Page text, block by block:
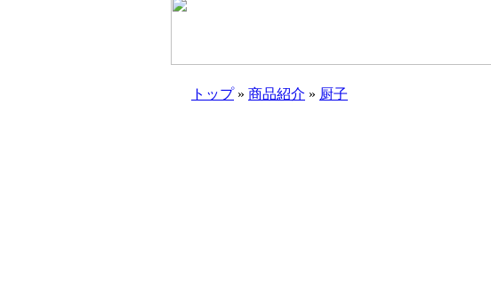
トップ» 商品紹介 » 厨子